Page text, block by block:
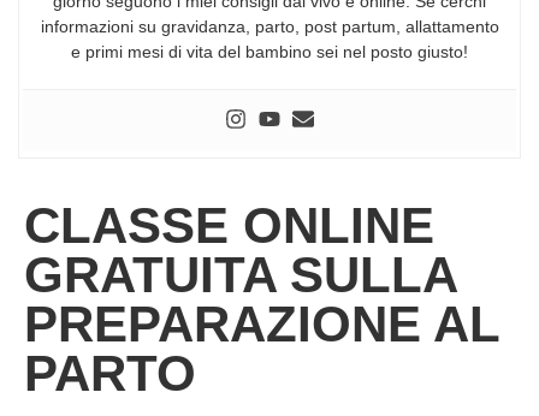
informazioni su gravidanza, parto, post partum, allattamento
e primi mesi di vita del bambino sei nel posto giusto!
CLASSE ONLINE
GRATUITA SULLA
PREPARAZIONE AL
PARTO